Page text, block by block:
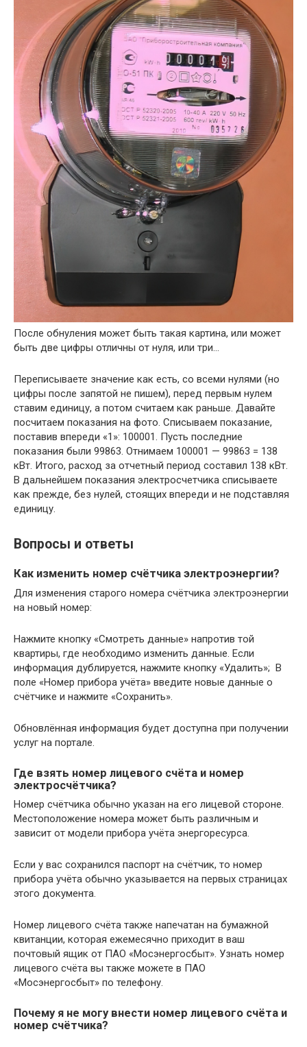
После обнуления может быть такая картина, или может
быть две цифры отличны от нуля, или три…
Переписываете значение как есть, со всеми нулями (но
цифры после запятой не пишем), перед первым нулем
ставим единицу, а потом считаем как раньше. Давайте
посчитаем показания на фото. Списываем показание,
поставив впереди «1»: 100001. Пусть последние
показания были 99863. Отнимаем 100001 — 99863 = 138
кВт. Итого, расход за отчетный период составил 138 кВт.
В дальнейшем показания электросчетчика списываете
как прежде, без нулей, стоящих впереди и не подставляя
единицу.
Вопросы и ответы
Как изменить номер счётчика электроэнергии?
Для изменения старого номера счётчика электроэнергии
на новый номер:
Нажмите кнопку «Смотреть данные» напротив той
квартиры, где необходимо изменить данные. Если
информация дублируется, нажмите кнопку «Удалить»; В
поле «Номер прибора учёта» введите новые данные о
счётчике и нажмите «Сохранить».
Обновлённая информация будет доступна при получении
услуг на портале.
Где взять номер лицевого счёта и номер
электросчётчика?
Номер счётчика обычно указан на его лицевой стороне.
Местоположение номера может быть различным и
зависит от модели прибора учёта энергоресурса.
Если у вас сохранился паспорт на счётчик, то номер
прибора учёта обычно указывается на первых страницах
этого документа.
Номер лицевого счёта также напечатан на бумажной
квитанции, которая ежемесячно приходит в ваш
почтовый ящик от ПАО «Мосэнергосбыт». Узнать номер
лицевого счёта вы также можете в ПАО
«Мосэнергосбыт» по телефону.
Почему я не могу внести номер лицевого счёта и
номер счётчика?